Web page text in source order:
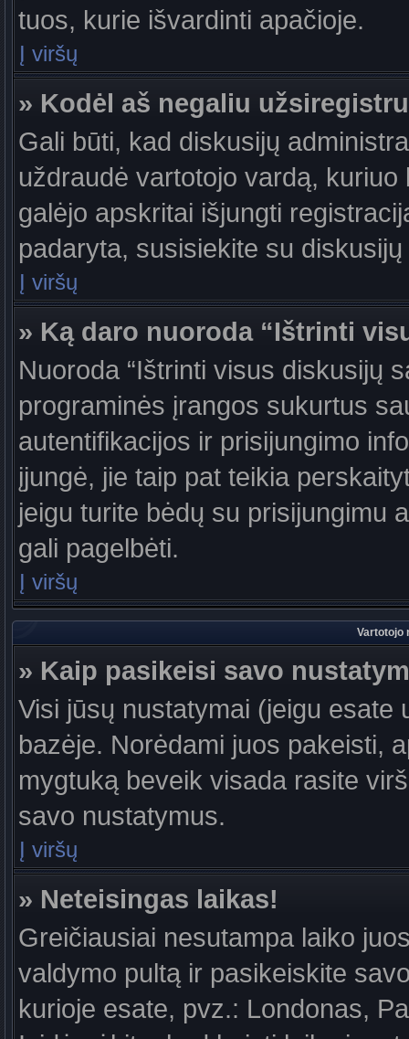
tuos, kurie išvardinti apačioje.
Į viršų
» Kodėl aš negaliu
Gali būti, kad diskusijų
uždraudė vartotojo vardą,
galėjo apskritai išjungti
padaryta, susisiekite su
Į viršų
» Ką daro nuoroda “Ištrinti
Nuoroda “Ištrinti visus diskusijų
programinės įrangos sukurtus
autentifikacijos ir prisijungimo
įjungė, jie taip pat teikia
jeigu turite bėdų su prisijungimu
gali pagelbėti.
Į viršų
Vartotojo
» Kaip pasikeisi savo
Visi jūsų nustatymai (jeigu
bazėje. Norėdami juos pakeisti,
mygtuką beveik visada rasite
savo nustatymus.
Į viršų
» Neteisingas laikas!
Greičiausiai nesutampa laiko
valdymo pultą ir pasikeiskite
kurioje esate, pvz.: Londonas,